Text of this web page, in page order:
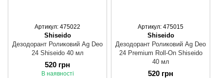
Артикул: 475022
Shiseido
Дезодорант Роликовий Ag Deo
24 Shiseido 40 мл
520 грн
В наявності
Артикул: 475015
Shiseido
Дезодорант Роликовий Ag Deo
24 Premium Roll-On Shiseido
40 мл
520 грн